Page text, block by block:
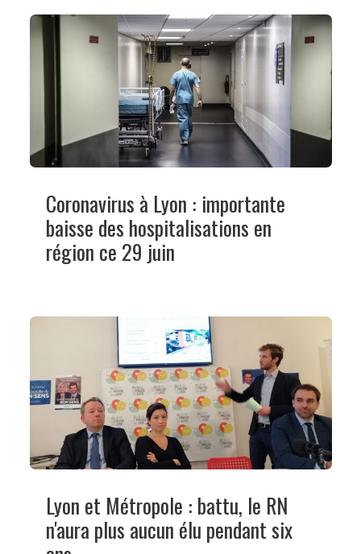
Coronavirus à Lyon : importante
baisse des hospitalisations en
région ce 29 juin
Lyon et Métropole : battu, le RN
n'aura plus aucun élu pendant six